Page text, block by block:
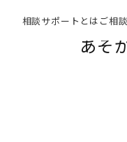
相談サポートとは ご相
あそ